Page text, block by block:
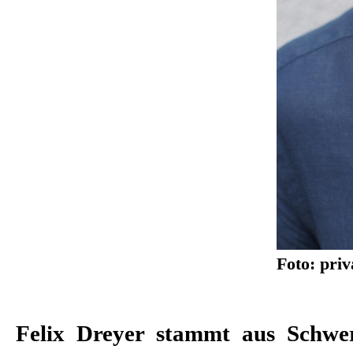
Foto:
Felix Dreyer stammt aus
Universität für angewandte